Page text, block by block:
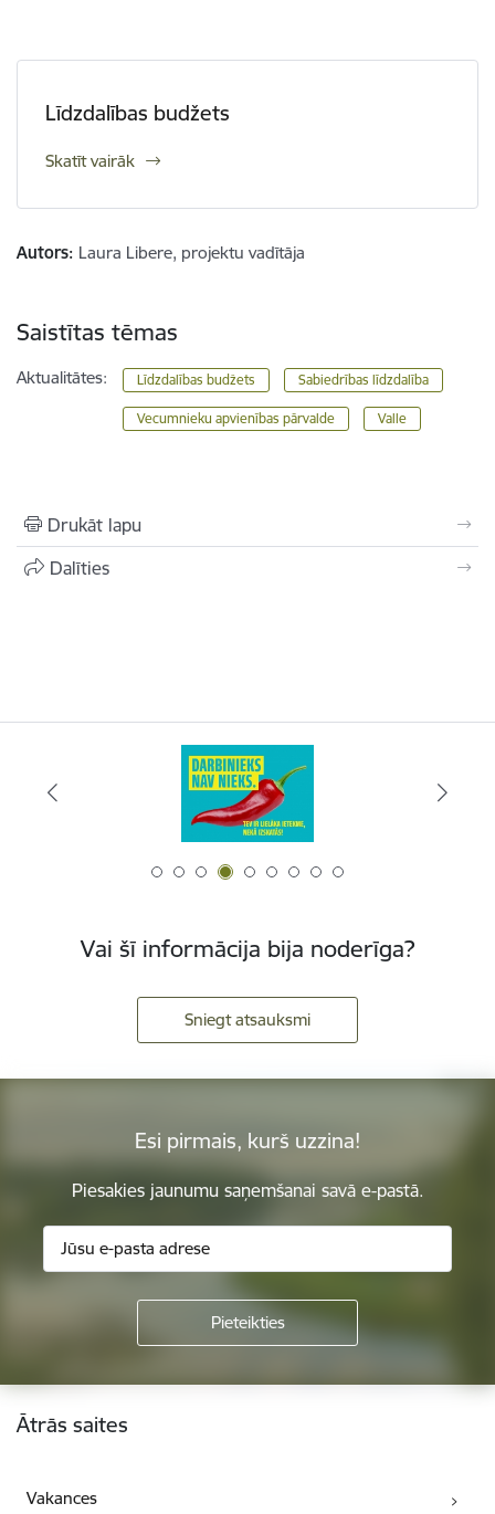
Līdzdalības budžets
Skatīt vairāk
Autors: Laura Libere, projektu vadītāja
Saistītas tēmas
Aktualitātes: Līdzdalības budžets Sabiedrības līdzdalība
Vecumnieku apvienības pārvalde Valle
Drukāt lapu
Dalīties
Vai šī informācija bija noderīga?
Sniegt atsauksmi
Esi pirmais, kurš uzzina!
Piesakies jaunumu saņemšanai savā e-pastā.
Kājene
Ātrās saites
Vakances